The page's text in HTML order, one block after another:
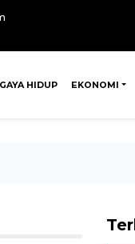
GAYA HIDUP EKONOMI